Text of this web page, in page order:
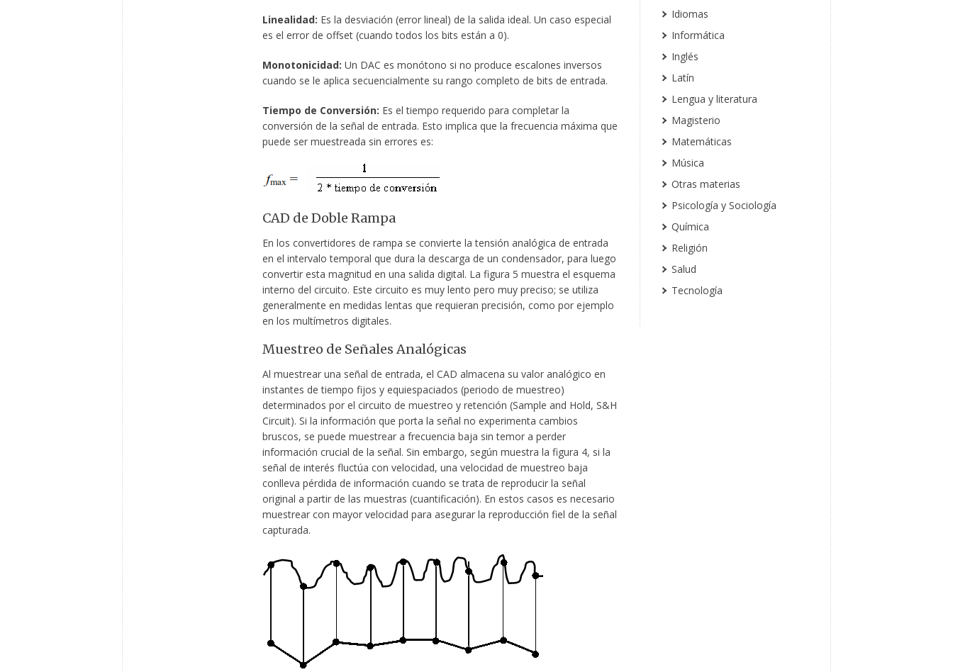
Linealidad: Es la desviación (error lineal) de la salida ideal. Un caso especial
es el error de offset (cuando todos los bits están a 0).
Monotonicidad: Un DAC es monótono si no produce escalones inversos
cuando se le aplica secuencialmente su rango completo de bits de entrada.
Tiempo de Conversión: Es el tiempo requerido para completar la
conversión de la señal de entrada. Esto implica que la frecuencia máxima que
puede ser muestreada sin errores es:
CAD de Doble Rampa
En los convertidores de rampa se convierte la tensión analógica de entrada
en el intervalo temporal que dura la descarga de un condensador, para luego
convertir esta magnitud en una salida digital. La figura 5 muestra el esquema
interno del circuito. Este circuito es muy lento pero muy preciso; se utiliza
generalmente en medidas lentas que requieran precisión, como por ejemplo
en los multímetros digitales.
Muestreo de Señales Analógicas
Al muestrear una señal de entrada, el CAD almacena su valor analógico en
instantes de tiempo fijos y equiespaciados (periodo de muestreo)
determinados por el circuito de muestreo y retención (Sample and Hold, S&H
Circuit). Si la información que porta la señal no experimenta cambios
bruscos, se puede muestrear a frecuencia baja sin temor a perder
información crucial de la señal. Sin embargo, según muestra la figura 4, si la
señal de interés fluctúa con velocidad, una velocidad de muestreo baja
conlleva pérdida de información cuando se trata de reproducir la señal
original a partir de las muestras (cuantificación). En estos casos es necesario
muestrear con mayor velocidad para asegurar la reproducción fiel de la señal
capturada.
Idiomas
Informática
Inglés
Latín
Lengua y literatura
Magisterio
Matemáticas
Música
Otras materias
Psicología y Sociología
Química
Religión
Salud
Tecnología